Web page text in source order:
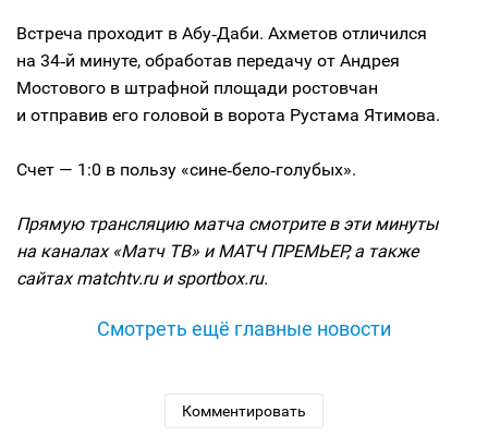
Встреча проходит в Абу‑Даби. Ахметов отличился
на 34‑й минуте, обработав передачу от Андрея
Мостового в штрафной площади ростовчан
и отправив его головой в ворота Рустама Ятимова.
Счет — 1:0 в пользу «сине‑бело‑голубых».
Прямую трансляцию матча смотрите в эти минуты
на каналах «Матч ТВ» и МАТЧ ПРЕМЬЕР, а также
сайтах matchtv.ru и sportbox.ru.
Смотреть ещё главные новости
Комментировать